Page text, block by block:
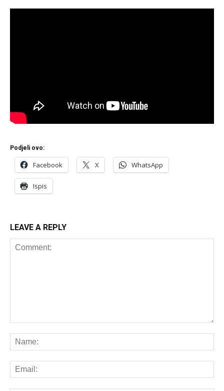
Podjeli ovo:
Facebook X WhatsApp
Ispis
LEAVE A REPLY